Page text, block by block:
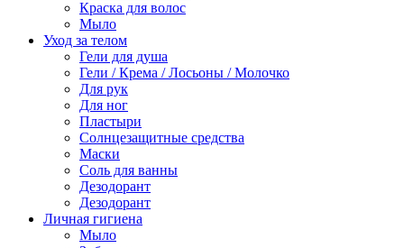
Краска для волос
Мыло
Уход за телом
Гели для душа
Гели / Крема / Лосьоны / Молочко
Для рук
Для ног
Пластыри
Солнцезащитные средства
Маски
Соль для ванны
Дезодорант
Дезодорант
Личная гигиена
Мыло